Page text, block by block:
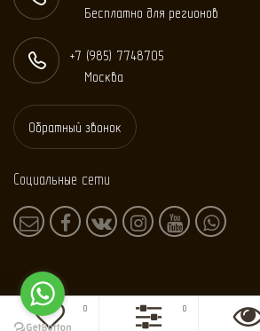
Бесплатно для регионов
+7 (985) 7748705
Москва
Обратный звонок
Социальные сети
0 0